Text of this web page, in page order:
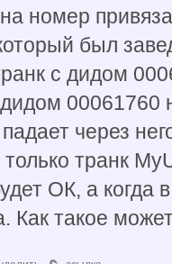
номер
был
с дидом
00061760
через
транк
ОК, а когда
Как такое